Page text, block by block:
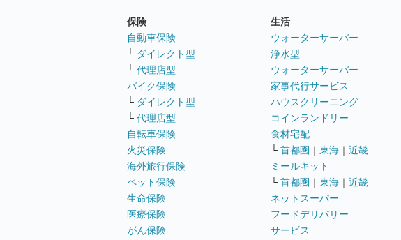
保険
自動車保険
└ ダイレクト型
└ 代理店型
バイク保険
└ ダイレクト型
└ 代理店型
自転車保険
火災保険
海外旅行保険
ペット保険
生命保険
医療保険
がん保険
生活
ウォーターサーバー
浄水型
ウォーターサーバー
家事代行サービス
ハウスクリーニング
コインランドリー
食材宅配
└ 首都圏 ｜ 東海 ｜ 近畿
ミールキット
└ 首都圏 ｜ 東海 ｜ 近畿
ネットスーパー
フードデリバリー
サービス